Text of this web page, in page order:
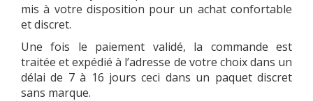
mis à votre disposition pour un achat confortable
et discret.
Une fois le paiement validé, la commande est
traitée et expédié à l’adresse de votre choix dans un
délai de 7 à 16 jours ceci dans un paquet discret
sans marque.